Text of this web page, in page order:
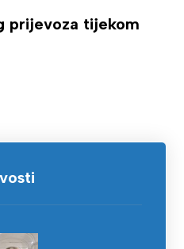
prijevoza tijekom